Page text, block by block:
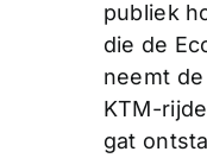
publiek
die de
neemt
KTM-
gat